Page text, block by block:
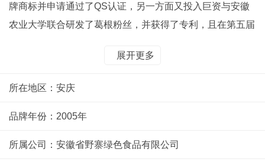
牌商标并申请通过了QS认证，另一方面又投入巨资与安徽
农业大学联合研发了葛根粉丝，并获得了专利，且在第五届
展之源。为此，野寨绿色食品有限公司，励精图治抓品质升
野寨绿色食品有限公司充分利用互联网，成功地开辟了
展开更多
所在地区：安庆
品牌年份：2005年
所属公司：安徽省野寨绿色食品有限公司